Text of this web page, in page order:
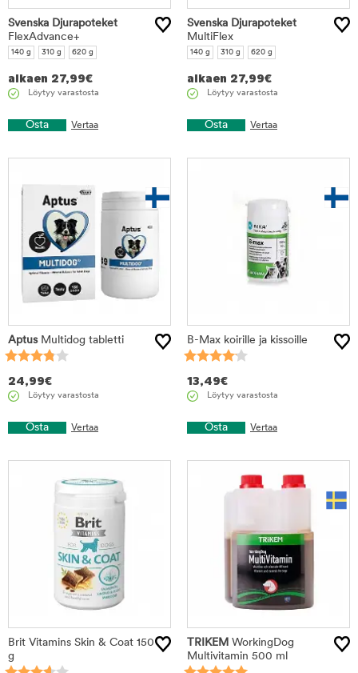
Svenska Djurapoteket
FlexAdvance+
140 g 310 g 620 g
alkaen 27,99€
Löytyy varastosta
Osta Vertaa
Svenska Djurapoteket
MultiFlex
140 g 310 g 620 g
alkaen 27,99€
Löytyy varastosta
Osta Vertaa
AptusMultidog tabletti
24,99€
Löytyy varastosta
Osta Vertaa
B-Max koirille ja kissoille
13,49€
Löytyy varastosta
Osta Vertaa
Brit Vitamins Skin & Coat 150
g
TRIKEM WorkingDog
Multivitamin 500 ml